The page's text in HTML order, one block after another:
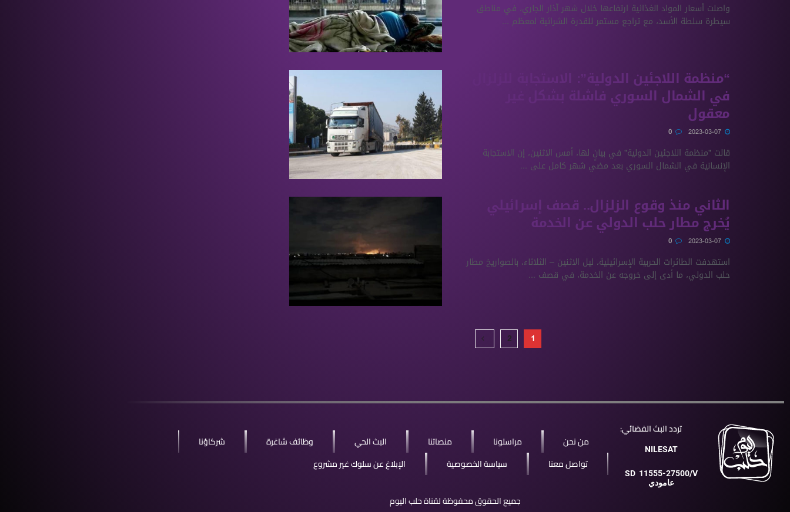
واصلت أسعار المواد الغذائية ارتفاعها خلال شهر آذار الجاري، في مناطق
سيطرة سلطة اﻷسد، مع تراجع مستمر للقدرة الشرائية لمعظم ...
“منظمة اللاجئين الدولية”: الاستجابة للزلزال
في الشمال السوري فاشلة بشكل غير
معقول
قالت "منظمة اللاجئين الدولية" في بيانٍ لها، أمس الاثنين، إن الاستجابة
الإنسانية في الشمال السوري بعد مضي شهر كامل على ...
الثاني منذ وقوع الزلزال.. قصف إسرائيلي
يُخرج مطار حلب الدولي عن الخدمة
استهدفت الطائرات الحربية الإسرائيلية، ليل الاثنين – الثلاثاء، بالصواريخ مطار
حلب الدولي، ما أدى إلى خروجه عن الخدمة، في قصف ...
1
2
تردد البث الفضائي:
NILESAT
SD 11555-27500/V
عامودي
من نحن مراسلونا منصاتنا البث الحي وظائف شاغرة
شركاؤنا
تواصل معنا
سياسة الخصوصية الإبلاغ عن سلوك غير مشروع
جميع الحقوق محفوظة لقناة حلب اليوم